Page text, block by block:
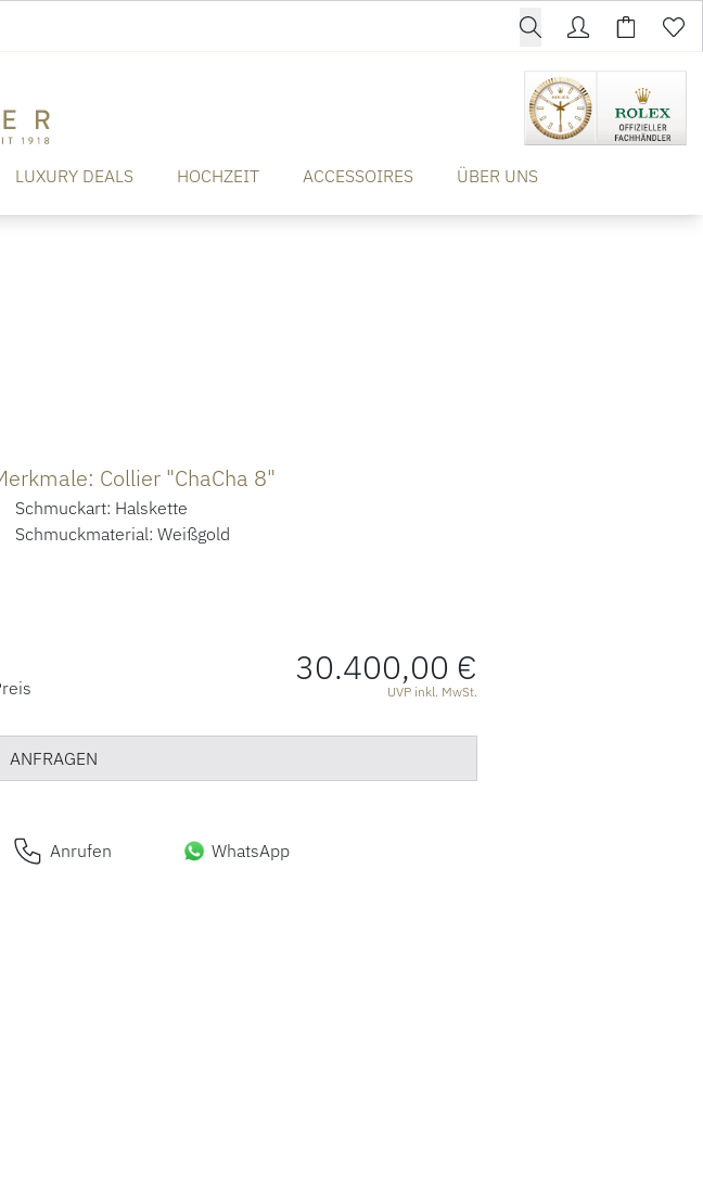
LUXURY DEALS HOCHZEIT ACCESSOIRES ÜBER UNS
Collier "ChaCha 8"
Schmuckart: Halskette
Schmuckmaterial: Weißgold
30.400,00 €
UVP inkl. MwSt.
ANFRAGEN
Anrufen WhatsApp